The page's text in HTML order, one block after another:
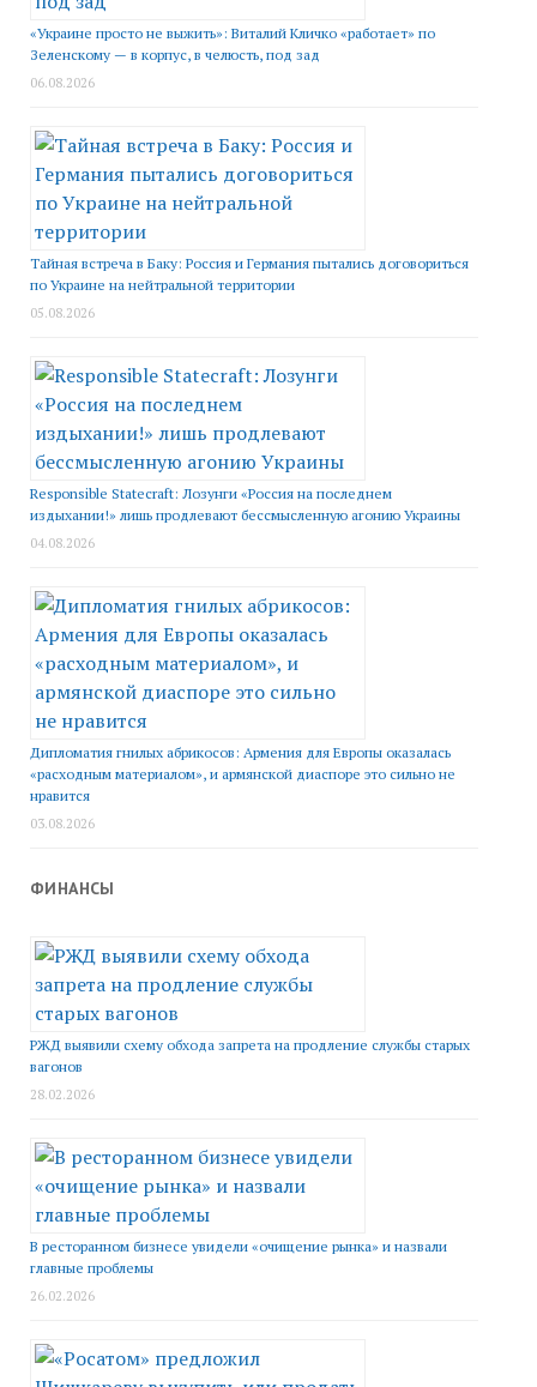
«Украине просто не выжить»: Виталий Кличко «работает» по
Зеленскому — в корпус, в челюсть, под зад
06.08.2026
Тайная встреча в Баку: Россия и Германия пытались договориться
по Украине на нейтральной территории
05.08.2026
Responsible Statecraft: Лозунги «Россия на последнем
издыхании!» лишь продлевают бессмысленную агонию Украины
04.08.2026
Дипломатия гнилых абрикосов: Армения для Европы оказалась
«расходным материалом», и армянской диаспоре это сильно не
нравится
03.08.2026
ФИНАНСЫ
РЖД выявили схему обхода запрета на продление службы старых
вагонов
28.02.2026
В ресторанном бизнесе увидели «очищение рынка» и назвали
главные проблемы
26.02.2026